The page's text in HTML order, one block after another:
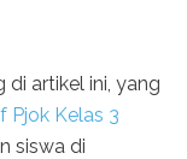
di artikel ini, yang
Pjok Kelas 3
siswa di